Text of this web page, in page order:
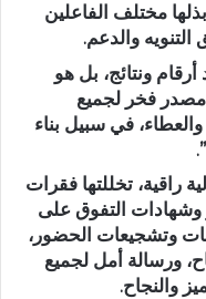
مختلف الفاعلين
التنويه والدعم.
ونتائج، بل هو
فخر لجميع
في سبيل بناء
راقية، تخللتها فقرات
وشهادات التفوق على
وتشجيعات الحضور،
ورسالة أمل لجميع
والنجاح.